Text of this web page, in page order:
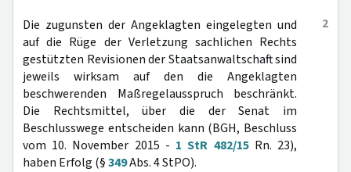
2
Die zugunsten der Angeklagten eingelegten und
auf die Rüge der Verletzung sachlichen Rechts
gestützten Revisionen der Staatsanwaltschaft sind
jeweils wirksam auf den die Angeklagten
beschwerenden Maßregelausspruch beschränkt.
Die Rechtsmittel, über die der Senat im
Beschlusswege entscheiden kann (BGH, Beschluss
vom 10. November 2015 - 1 StR 482/15Rn. 23),
haben Erfolg (§349Abs. 4 StPO).